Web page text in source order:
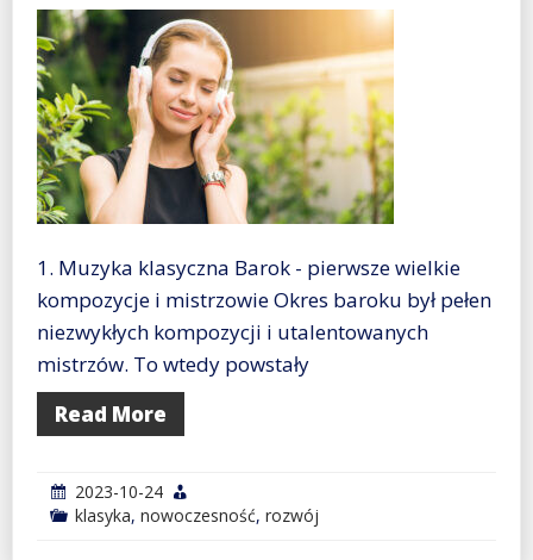
1. Muzyka klasyczna Barok - pierwsze wielkie
kompozycje i mistrzowie Okres baroku był pełen
niezwykłych kompozycji i utalentowanych
mistrzów. To wtedy powstały
Read More
2023-10-24
klasyka, nowoczesność, rozwój